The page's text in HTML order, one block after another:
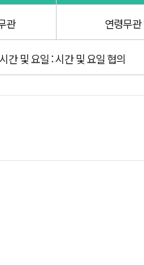
관 연령무관
간 및 요일 : 시간 및 요일 협의